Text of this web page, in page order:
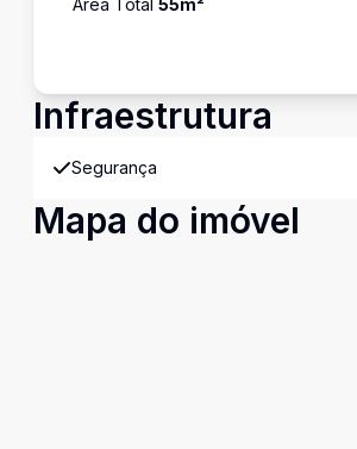
Área Total 55m²
Infraestrutura
Segurança
Mapa do imóvel